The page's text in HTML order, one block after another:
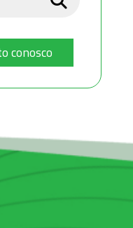
conosco